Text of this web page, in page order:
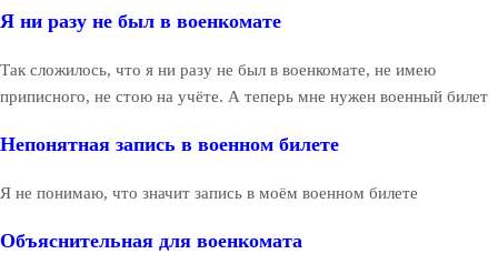
Я ни разу не был в военкомате
Так сложилось, что я ни разу не был в военкомате, не имею
приписного, не стою на учёте. А теперь мне нужен военный билет
Непонятная запись в военном билете
Я не понимаю, что значит запись в моём военном билете
Объяснительная для военкомата